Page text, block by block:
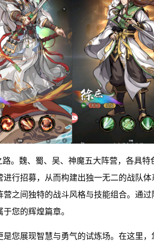
。魏、蜀、吴、神魔五大阵营，各具特
行招募，从而构建出独一无二的战队体
之间独特的战斗风格与技能组合。通过
您的辉煌篇章。
您展现智慧与勇气的试炼场。在这里，